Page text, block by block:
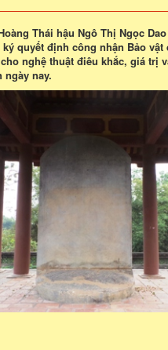
Thái hậu Ngô Thị Ngọc
quyết định công nhận Bảo vật
nghệ thuật điêu khắc, giá trị
nay.